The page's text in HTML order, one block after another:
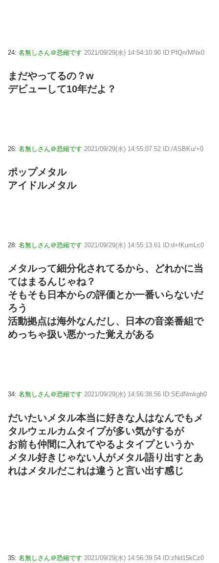
24: 名無しさん＠恐縮です 2021/09/29(水) 14:54:10.90 ID:PfQn/MNx0
まだやってるの？w
デビューして10年だよ？
26: 名無しさん＠恐縮です 2021/09/29(水) 14:55:07.52 ID:/ASBKu/+0
ポップメタル
アイドルメタル
28: 名無しさん＠恐縮です 2021/09/29(水) 14:55:13.61 ID:d+fKumLc0
メタルって細分化されてるから、どれかに当
てはまるんじゃね？
そもそも日本からの評価とか一番いらないだ
ろう
活動拠点は海外なんだし、日本の音楽番組で
めっちゃ扱い悪かった覚えがある
34: 名無しさん＠恐縮です 2021/09/29(水) 14:56:38.56 ID:SEdNmkgb0
だいたいメタル本当に好きな人はなんでもメ
タルウェルカムタイプが多い気がするが
お前も仲間に入れてやるよタイプというか
メタル好きじゃない人がメタル語り出すとあ
れはメタルだこれは違うと言い出す感じ
35: 名無しさん＠恐縮です 2021/09/29(水) 14:56:39.54 ID:zNd15kCz0